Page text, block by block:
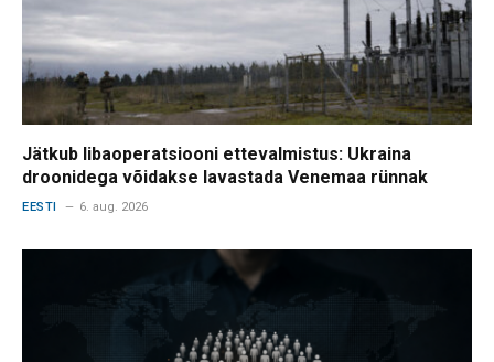
Jätkub libaoperatsiooni ettevalmistus: Ukraina
droonidega võidakse lavastada Venemaa rünnak
EESTI 6. aug. 2026